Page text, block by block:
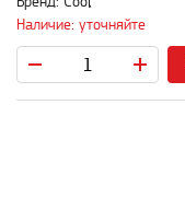
Наличие: уточняйте